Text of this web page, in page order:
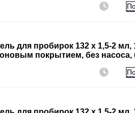
для пробирок 132 х 1,5-2
покрытием, без